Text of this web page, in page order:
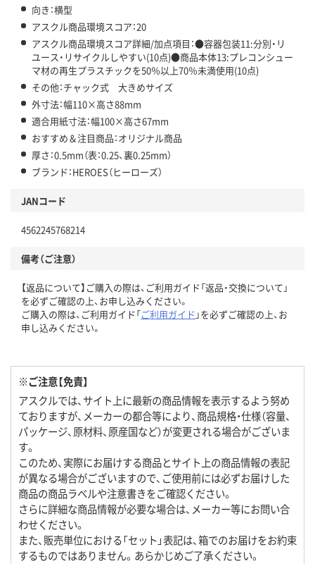
向き：横型
アスクル商品環境スコア：20
アスクル商品環境スコア詳細/加点項目：●容器包装11:分別・リ
ユース・リサイクルしやすい(10点)●商品本体13:プレコンシュー
マ材の再生プラスチックを50％以上70％未満使用(10点)
その他：チャック式 大きめサイズ
外寸法：幅110×高さ88mm
適合用紙寸法：幅100×高さ67mm
おすすめ＆注目商品：オリジナル商品
厚さ：0.5mm（表：0.25、裏0.25mm）
ブランド：HEROES（ヒーローズ）
JANコード
4562245768214
備考（ご注意）
【返品について】ご購入の際は、ご利用ガイド「返品・交換について」
を必ずご確認の上、お申し込みください。
ご購入の際は、ご利用ガイド「ご利用ガイド 」を必ずご確認の上、お
申し込みください。
※ご注意【免責】
アスクルでは、サイト上に最新の商品情報を表示するよう努め
ておりますが、メーカーの都合等により、商品規格・仕様（容量、
パッケージ、原材料、原産国など）が変更される場合がございま
す。
このため、実際にお届けする商品とサイト上の商品情報の表記
が異なる場合がございますので、ご使用前には必ずお届けした
商品の商品ラベルや注意書きをご確認ください。
さらに詳細な商品情報が必要な場合は、メーカー等にお問い合
わせください。
また、販売単位における「セット」表記は、箱でのお届けをお約束
するものではありません。あらかじめご了承ください。